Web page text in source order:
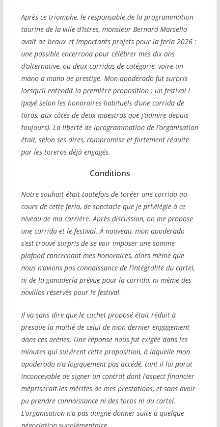
Après ce triomphe, le responsable de la programmation
taurine de la ville d’Istres, monsieur Bernard Marsella
avait de beaux et importants projets pour la feria 2026 :
une possible encerrona pour célébrer mes dix ans
d’alternative, ou deux corridas de catégorie, voire un
mano a mano de prestige. Mon apoderado fut surpris
lorsqu’il entendit la première proposition ; un festival !
(payé selon les honoraires habituels d’une corrida de
toros, aux côtés de deux maestros que j’admire depuis
toujours). La liberté de lprogrammation de l’organisation
était, selon ses dires, compromise et fortement réduite
par les toreros déjà engagés.
Conditions
Notre souhait était toutefois de toréer une corrida au
cours de cette feria, de spectacle que je privilégie à ce
niveau de ma carrière. Après discussion, on me propose
une corrida et le festival. À nouveau, mon apoderado
s’est trouvé surpris de se voir imposer une somme
plafond concernant mes honoraires, alors même que
nous n’avions pas connaissance de l’intégralité du cartel,
ni de la ganadería prévue pour la corrida, ni même des
novillos réservés pour le festival.
Il va sans dire que le cachet proposé était réduit à
presque la moitié de celui de mon dernier engagement
dans ces arènes. Une réponse nous fut exigée dans les
minutes qui suivirent cette proposition, à laquelle mon
apoderado n’a logiquement pas accédé, tant il lui parut
inconcevable de signer un contrat dont l’aspect financier
mépriserait les mérites de mes prestations, et sans avoir
pu prendre connaissance ni des toros ni du cartel.
L’organisation n’a pas daigné donner suite à quelque